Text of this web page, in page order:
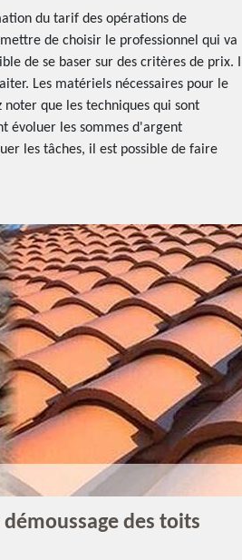
du tarif des opérations de
de choisir le professionnel qui va
de se baser sur des critères de prix. Il
Les matériels nécessaires pour le
que les techniques qui sont
évoluer les sommes d'argent
les tâches, il est possible de faire
des toits